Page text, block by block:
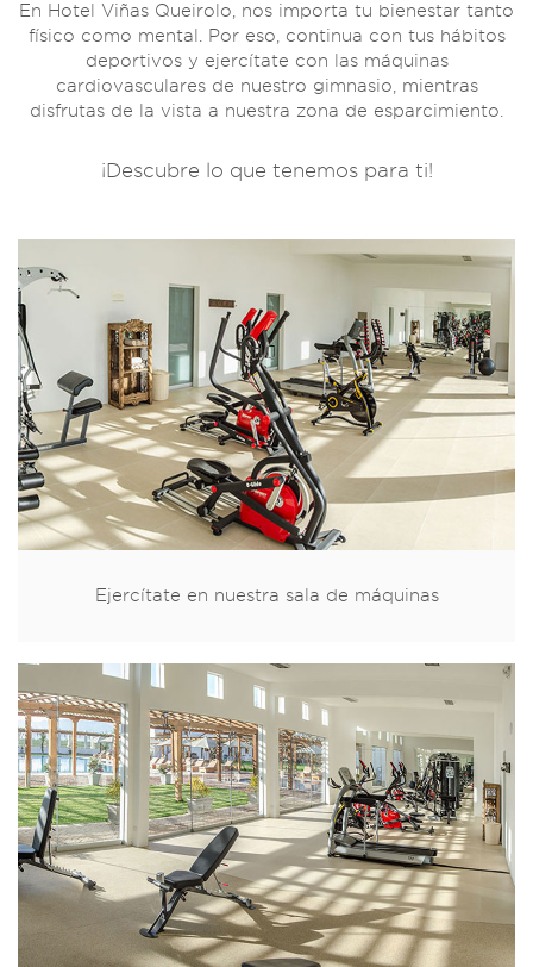
En Hotel Viñas Queirolo, nos importa tu bienestar tanto
físico como mental. Por eso, continua con tus hábitos
deportivos y ejercítate con las máquinas
cardiovasculares de nuestro gimnasio, mientras
disfrutas de la vista a nuestra zona de esparcimiento.
¡Descubre lo que tenemos para ti!
Ejercítate en nuestra sala de máquinas